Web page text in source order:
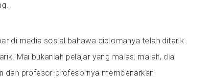
di media sosial bahawa diplomanya telah ditarik
Mai bukanlah pelajar yang malas; malah, dia
dan profesor-profesornya membenarkan